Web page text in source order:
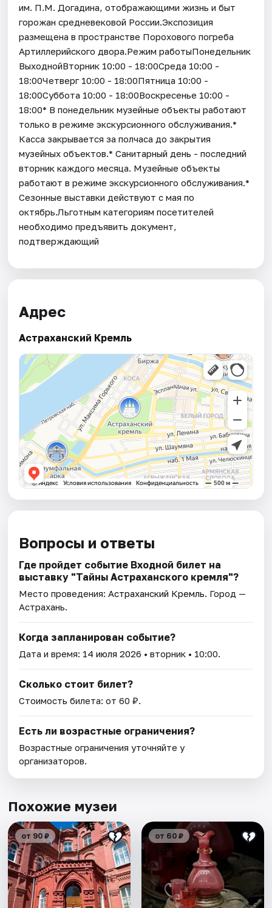
им. П.М. Догадина, отображающими жизнь и быт
горожан средневековой России.Экспозиция
размещена в пространстве Порохового погреба
Артиллерийского двора.Режим работыПонедельник
ВыходнойВторник 10:00 - 18:00Среда 10:00 -
18:00Четверг 10:00 - 18:00Пятница 10:00 -
18:00Суббота 10:00 - 18:00Воскресенье 10:00 -
18:00* В понедельник музейные объекты работают
только в режиме экскурсионного обслуживания.*
Касса закрывается за полчаса до закрытия
музейных объектов.* Санитарный день - последний
вторник каждого месяца. Музейные объекты
работают в режиме экскурсионного обслуживания.*
Cезонные выставки действуют с мая по
октябрь.Льготным категориям посетителей
необходимо предъявить документ,
подтверждающий
Адрес
Астраханский Кремль
Вопросы и ответы
Где пройдет событие Входной билет на
выставку "Тайны Астраханского кремля"?
Место проведения:Астраханский Кремль. Город —
Астрахань.
Когда запланирован событие?
Дата и время: 14 июля 2026 • вторник • 10:00.
Сколько стоит билет?
Стоимость билета: от 60 ₽.
Есть ли возрастные ограничения?
Возрастные ограничения уточняйте у
организаторов.
Похожие музеи
от 90 ₽ от 60 ₽